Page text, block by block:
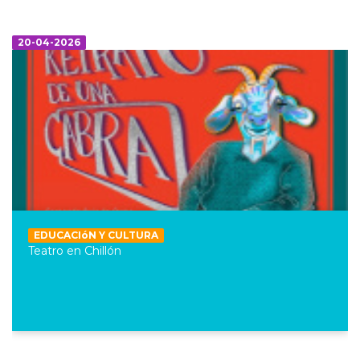
20-04-2026
EDUCACIóN Y CULTURA
Teatro en Chillón